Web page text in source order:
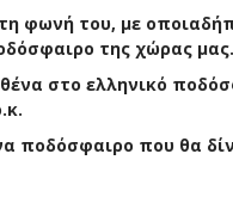
φωνή του, με
της χώρας μας.
στο ελληνικό
ποδόσφαιρο που θα